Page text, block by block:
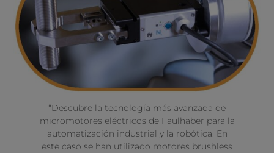
“Descubre la tecnología más avanzada de
micromotores eléctricos de Faulhaber para la
automatización industrial y la robótica. En
este caso se han utilizado motores brushless